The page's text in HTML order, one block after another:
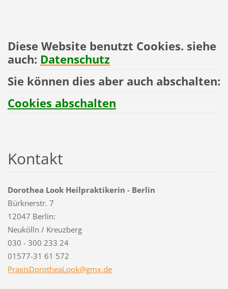
Diese Website benutzt Cookies. siehe
auch: Datenschutz
Sie können dies aber auch abschalten:
Cookies abschalten
Kontakt
Dorothea Look Heilpraktikerin - Berlin
Bürknerstr. 7
12047 Berlin:
Neukölln / Kreuzberg
030 - 300 233 24
01577-31 61 572
PraxisDorotheaLook@gmx.de